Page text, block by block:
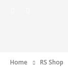
Home RS Shop